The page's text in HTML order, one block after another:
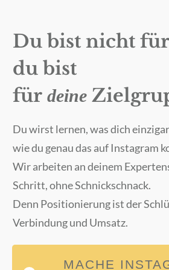
Du bist nicht
du bist
für deine
Du wirst lernen, was dich
wie du genau das auf Instagram
Wir arbeiten an deinem
Schritt, ohne Schnickschnack.
Denn Positionierung ist der
Verbindung und Umsatz.
MACHE